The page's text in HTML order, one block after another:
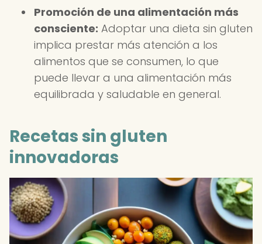
Promoción de una alimentación más
consciente: Adoptar una dieta sin gluten
implica prestar más atención a los
alimentos que se consumen, lo que
puede llevar a una alimentación más
equilibrada y saludable en general.
Recetas sin gluten
innovadoras